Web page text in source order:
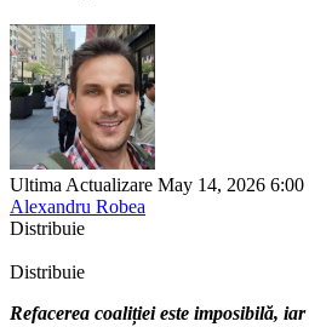
Ultima Actualizare May 14, 2026 6:00
Alexandru Robea
Distribuie
Distribuie
Refacerea coaliției este imposibilă,